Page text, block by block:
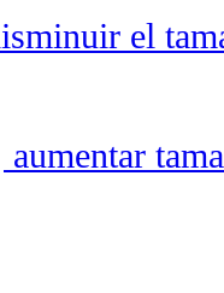
el
aumentar